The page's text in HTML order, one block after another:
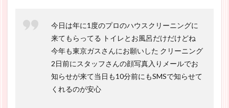
今日は年に1度のプロのハウスクリーニングに
来てもらってる トイレとお風呂だけだけどね
今年も東京ガスさんにお願いした クリーニング
2日前にスタッフさんの顔写真入りメールでお
知らせが来て当日も10分前にもSMSで知らせて
くれるのが安心